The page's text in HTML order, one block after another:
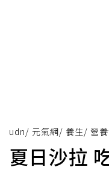
udn/ 元氣網/ 養生/ 營
夏日沙拉